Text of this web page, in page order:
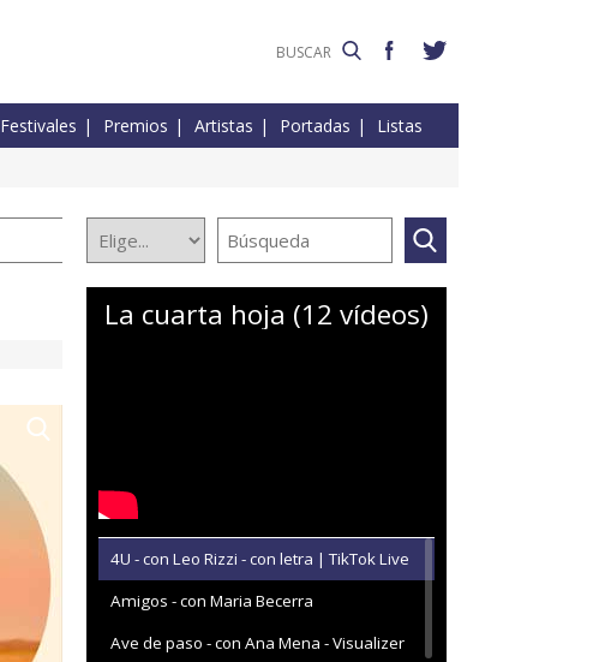
Festivales Premios Artistas Portadas Listas
La cuarta hoja (12 vídeos)
4U - con Leo Rizzi - con letra | TikTok Live
Amigos - con Maria Becerra
Ave de paso - con Ana Mena - Visualizer